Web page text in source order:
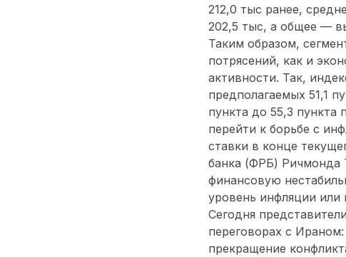
212,0 тыс ранее,
202,5 тыс, а общее —
Таким образом,
потрясений, как и
активности. Так,
предполагаемых 51,1
пункта до 55,3
перейти к борьбе с
ставки в конце
банка (ФРБ) Ричмонда
финансовую
уровень инфляции или
Сегодня
переговорах с
прекращение